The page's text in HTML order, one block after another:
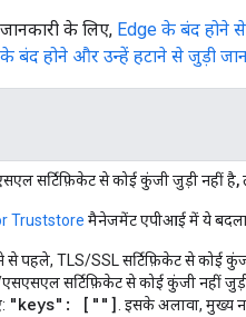
के लिए, Edge के बंद होने से
बंद होने और उन्हें हटाने से जुड़ी
सर्टिफ़िकेट से कोई कुंजी जुड़ी नहीं है,
Truststore मैनेजमेंट एपीआई में ये
से पहले, TLS/SSL सर्टिफ़िकेट से कोई
सर्टिफ़िकेट से कोई कुंजी नहीं जुड़ी
"keys": [""] . इसके अलावा, मुख्य